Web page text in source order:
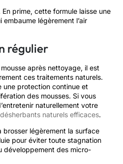
prime, cette formule laisse une
légèrement l’air
régulier
après nettoyage, il est
ces traitements naturels.
une protection continue et
des mousses. Si vous
naturellement votre
naturels efficaces.
brosser légèrement la surface
pour éviter toute stagnation
développement des micro-